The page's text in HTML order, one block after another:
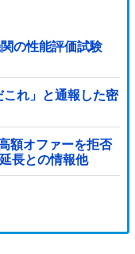
の性能評価試験
これ」と通報した密
額オファーを拒否
長との情報他